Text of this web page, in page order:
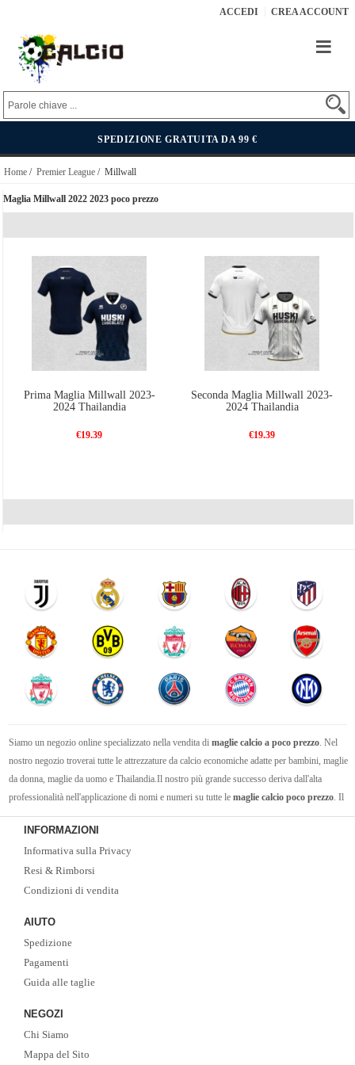
ACCEDI CREA ACCOUNT
SPEDIZIONE GRATUITA DA 99 €
Home / Premier League / Millwall
Maglia Millwall 2022 2023 poco prezzo
Prima Maglia Millwall 2023-
2024 Thailandia
€19.39
Seconda Maglia Millwall 2023-
2024 Thailandia
€19.39
Siamo un negozio online specializzato nella vendita di maglie calcio a poco prezzo. Nel
nostro negozio troverai tutte le attrezzature da calcio economiche adatte per bambini, maglie
da donna, maglie da uomo e Thailandia.Il nostro più grande successo deriva dall'alta
professionalità nell'applicazione di nomi e numeri su tutte le maglie calcio poco prezzo. Il
nostro pluriennale team tecnico è universalmente riconosciuto per la precisione e cura nel
personalizzare e nell'applicare i nomi e numeri ufficiali sulle maglie della Seria A, Premier
League, Liga Spagnola, Bundesliga, la nostra Nazionale e le varie nazionali.
INFORMAZIONI
Informativa sulla Privacy
Resi & Rimborsi
Condizioni di vendita
AIUTO
Spedizione
Pagamenti
Guida alle taglie
NEGOZI
Chi Siamo
Mappa del Sito